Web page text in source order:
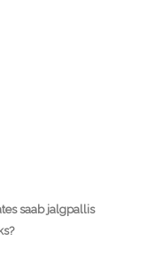
saab jalgpallis